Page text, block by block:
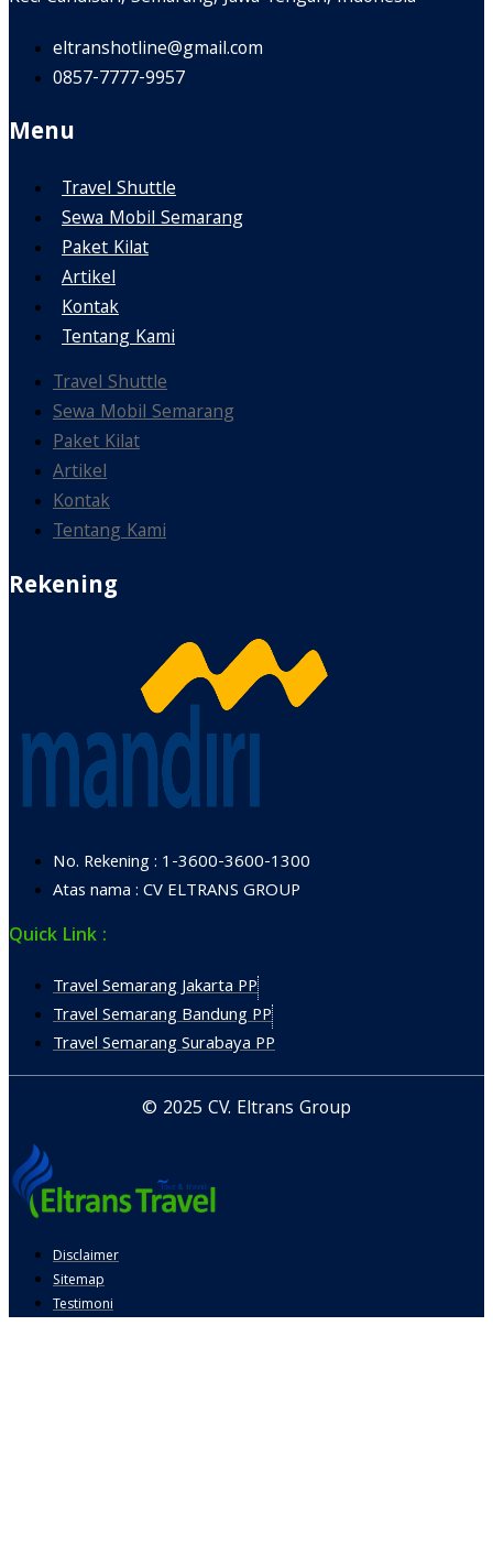
eltranshotline@gmail.com
0857-7777-9957
Menu
Travel Shuttle
Sewa Mobil Semarang
Paket Kilat
Artikel
Kontak
Tentang Kami
Travel Shuttle
Sewa Mobil Semarang
Paket Kilat
Artikel
Kontak
Tentang Kami
Rekening
No. Rekening : 1-3600-3600-1300
Atas nama : CV ELTRANS GROUP
Quick Link :
Travel Semarang Jakarta PP
Travel Semarang Bandung PP
Travel Semarang Surabaya PP
© 2025 CV. Eltrans Group
Disclaimer
Sitemap
Testimoni